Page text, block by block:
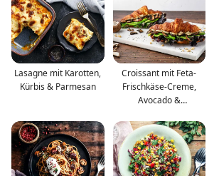
Lasagne mit Karotten,
Kürbis & Parmesan
Croissant mit Feta-
Frischkäse-Creme,
Avocado &